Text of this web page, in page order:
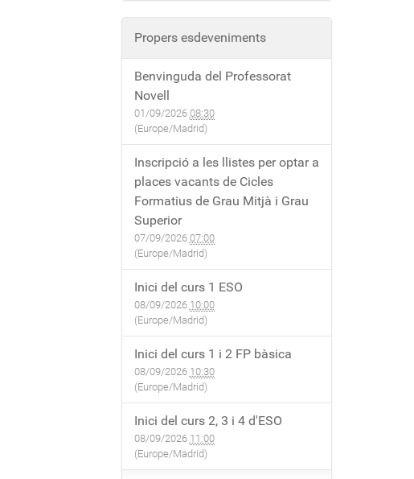
Propers esdeveniments
Benvinguda del Professorat
Novell
01/09/2026 08:30
(Europe/Madrid)
Inscripció a les llistes per optar a
places vacants de Cicles
Formatius de Grau Mitjà i Grau
Superior
07/09/2026 07:00
(Europe/Madrid)
Inici del curs 1 ESO
08/09/2026 10:00
(Europe/Madrid)
Inici del curs 1 i 2 FP bàsica
08/09/2026 10:30
(Europe/Madrid)
Inici del curs 2, 3 i 4 d'ESO
08/09/2026 11:00
(Europe/Madrid)